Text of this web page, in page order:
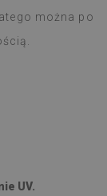
można po
UV.